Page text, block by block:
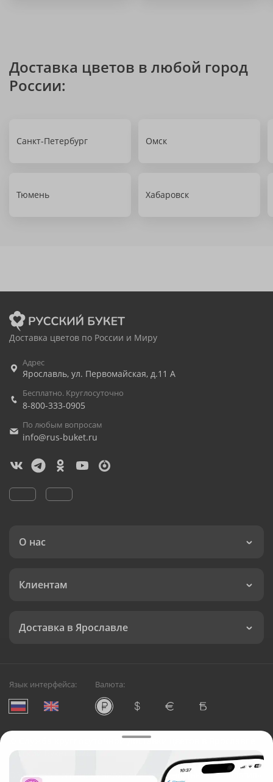
Доставка цветов в любой город
России:
Санкт-Петербург Омск
Тюмень Хабаровск
Доставка цветов по России и Миру
Адрес
Ярославль, ул. Первомайская, д.11 А
Бесплатно. Круглосуточно
8-800-333-0905
По любым вопросам
info@rus-buket.ru
О нас
Клиентам
Доставка в Ярославле
Язык интерфейса: Валюта:
Служба круглосуточной доставки цветов в Ярославле
Русский Букет, 2026
Общество с ограниченной ответственностью «Технология»